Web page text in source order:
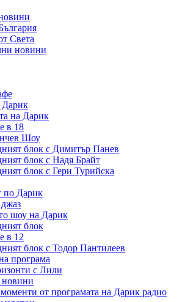
Света
новини
Дарик
на Дарик
в 18
Шоу
блок с Димитър Панев
блок с Надя Брайт
блок с Гери Турийска
по Дарик
шоу на Дарик
блок
в 12
блок с Тодор Пантилеев
програма
с Лили
от програмата на Дарик радио